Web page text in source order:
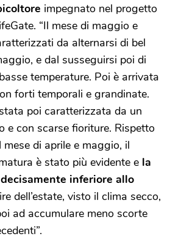
impegnato nel progetto
“Il mese di maggio e
da alternarsi di bel
e dal susseguirsi poi di
temperature. Poi è arrivata
forti temporali e grandinate.
poi caratterizzata da un
e con scarse fioriture. Rispetto
di aprile e maggio, il
è stato più evidente e la
inferiore allo
dell’estate, visto il clima secco,
ad accumulare meno scorte